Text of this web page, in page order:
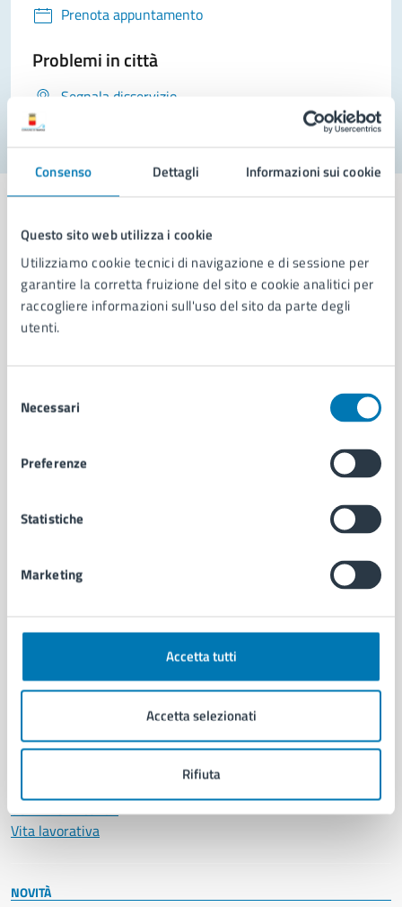
Consenso Dettagli Informazioni sui cookie
Questo sito web utilizza i cookie
Utilizziamo cookie tecnici di navigazione e di sessione per
garantire la corretta fruizione del sito e cookie analitici per
raccogliere informazioni sull'uso del sito da parte degli
utenti.
delNecessari
Preferenze
Statistiche
Marketing
Accetta tutti
Accetta selezionati
Rifiuta
Prenota appuntamento
Problemi in città
Segnala disservizio
Comune di Napoli
AMMINISTRAZIONE
Municipalità
Uffici
Politici
Intranet, posta aziendale e protocollo
CATEGORIE DI SERVIZIO
Anagrafe e stato civile
Cultura e tempo libero
Educazione e formazione
Giustizia e sicurezza pubblica
Servizi Cimiteriali
Vita lavorativa
NOVITÀ